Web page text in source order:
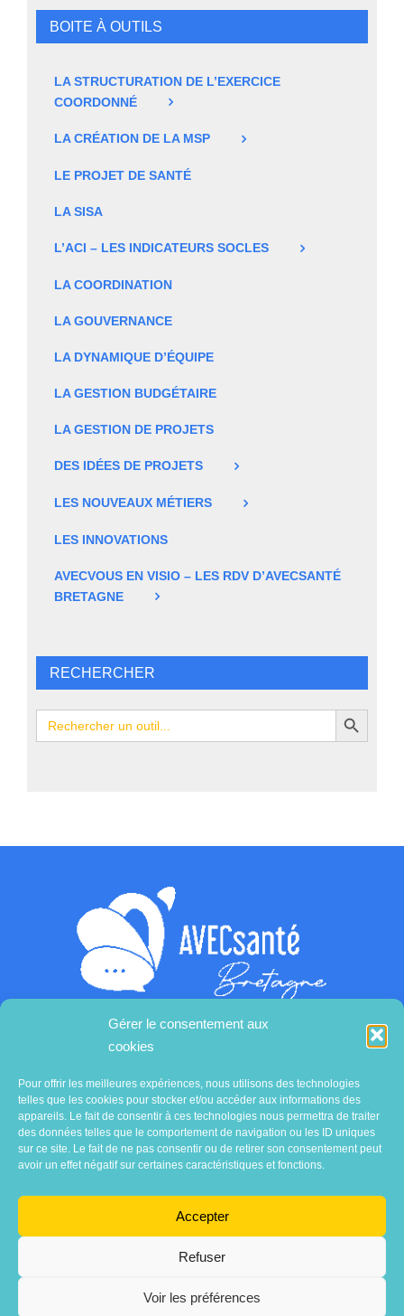
Gérer le consentement aux
cookies
Pour offrir les meilleures expériences, nous utilisons des technologies
telles que les cookies pour stocker et/ou accéder aux informations des
appareils. Le fait de consentir à ces technologies nous permettra de traiter
des données telles que le comportement de navigation ou les ID uniques
sur ce site. Le fait de ne pas consentir ou de retirer son consentement peut
avoir un effet négatif sur certaines caractéristiques et fonctions.
Accepter
Refuser
Voir les préférences
BOITE À OUTILS
LA STRUCTURATION DE L’EXERCICE
COORDONNÉ
LA CRÉATION DE LA MSP
LE PROJET DE SANTÉ
LA SISA
L’ACI – LES INDICATEURS SOCLES
LA COORDINATION
LA GOUVERNANCE
LA DYNAMIQUE D’ÉQUIPE
LA GESTION BUDGÉTAIRE
LA GESTION DE PROJETS
DES IDÉES DE PROJETS
LES NOUVEAUX MÉTIERS
LES INNOVATIONS
AVECVOUS EN VISIO – LES RDV D’AVECSANTÉ
BRETAGNE
RECHERCHER
Search
for:
Search Button
Contactez-nous